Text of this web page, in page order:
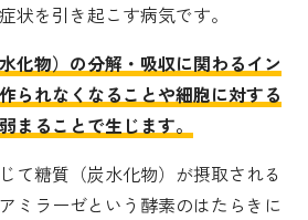
状を引き起こす病気です。
化物）の分解・吸収に関わるイン
られなくなることや細胞に対する
まることで生じます。
て糖質（炭水化物）が摂取される
ミラーゼという酵素のはたらきに